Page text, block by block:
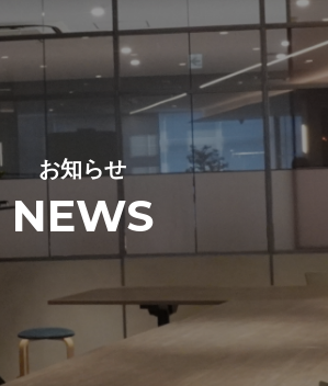
お知らせ
NEWS